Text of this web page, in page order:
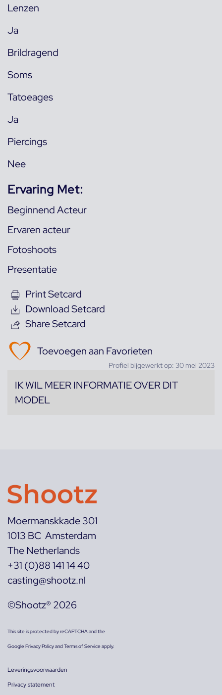
Lenzen
Ja
Brildragend
Soms
Tatoeages
Ja
Piercings
Nee
Ervaring Met:
Beginnend Acteur
Ervaren acteur
Fotoshoots
Presentatie
Print Setcard
Download Setcard
Share Setcard
Toevoegen aan Favorieten
Profiel bijgewerkt op: 30 mei 2023
IK WIL MEER INFORMATIE OVER DIT
MODEL
Moermanskkade 301
1013 BC Amsterdam
The Netherlands
+31 (0)88 141 14 40
casting@shootz.nl
©Shootz® 2026
This site is protected by reCAPTCHA and the
GooglePrivacy PolicyandTerms of Serviceapply.
Leveringsvoorwaarden
Privacy statement